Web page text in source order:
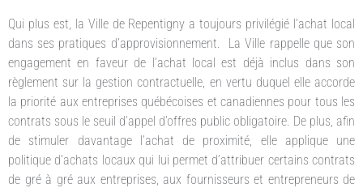
Qui plus est, la Ville de Repentigny a toujours privilégié l’achat local
dans ses pratiques d’approvisionnement. La Ville rappelle que son
engagement en faveur de l’achat local est déjà inclus dans son
règlement sur la gestion contractuelle, en vertu duquel elle accorde
la priorité aux entreprises québécoises et canadiennes pour tous les
contrats sous le seuil d’appel d’offres public obligatoire. De plus, afin
de stimuler davantage l’achat de proximité, elle applique une
politique d’achats locaux qui lui permet d’attribuer certains contrats
de gré à gré aux entreprises, aux fournisseurs et entrepreneurs de